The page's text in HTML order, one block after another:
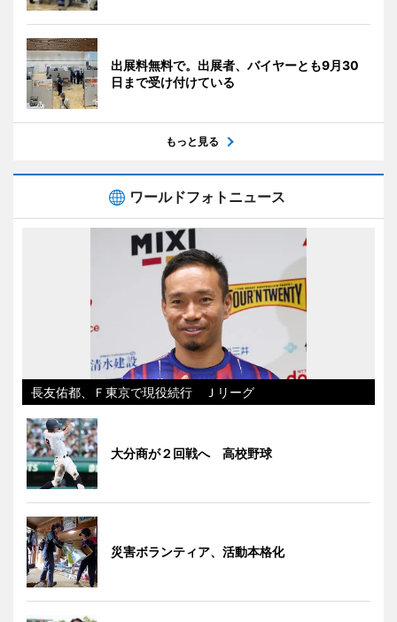
出展料無料で。出展者、バイヤーとも9月30
日まで受け付けている
もっと見る
ワールドフォトニュース
長友佑都、Ｆ東京で現役続行 Ｊリーグ
大分商が２回戦へ 高校野球
災害ボランティア、活動本格化